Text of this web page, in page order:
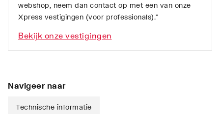
webshop, neem dan contact op met een van onze
Xpress vestigingen (voor professionals).”
Bekijk onze vestigingen
Navigeer naar
Technische informatie